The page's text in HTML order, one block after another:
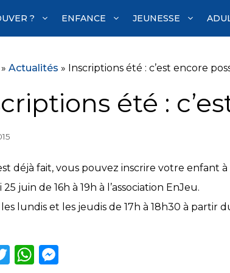
? ENFANCE JEUNESSE
» Actualités » Inscriptions été : c’est encore
été :
déjà fait, vous pouvez inscrire votre enfant
juin de 16h à 19h à l’association EnJeu.
lundis et les jeudis de 17h à 18h30 à partir
T
W